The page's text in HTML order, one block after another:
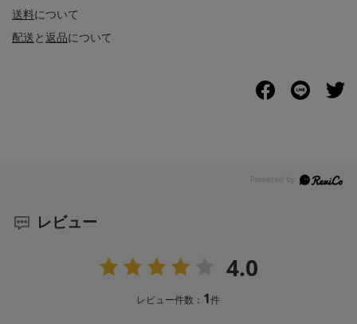
送料について
配送と返品について
レビュー
4.0
レビュー件数： 1件